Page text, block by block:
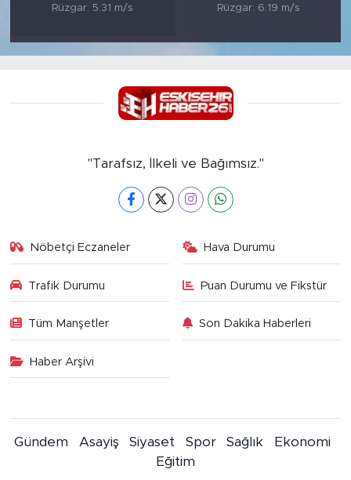
Rüzgar: 5.31 m/s
Rüzgar: 6.19 m/s
"Tarafsız, İlkeli ve Bağımsız."
Nöbetçi Eczaneler Hava Durumu
Trafik Durumu Puan Durumu ve Fikstür
Tüm Manşetler Son Dakika Haberleri
Haber Arşivi
Gündem Asayiş Siyaset Spor Sağlık
Ekonomi
Eğitim